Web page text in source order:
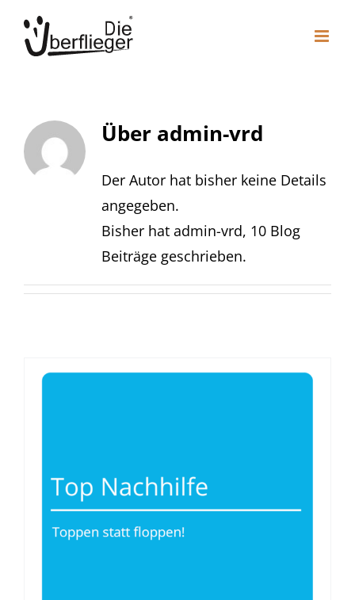
Inhalt
springen
Über admin-vrd
Der Autor hat bisher keine Details
angegeben.
Bisher hat admin-vrd, 10 Blog
Beiträge geschrieben.
Was Nachhilfe gut macht